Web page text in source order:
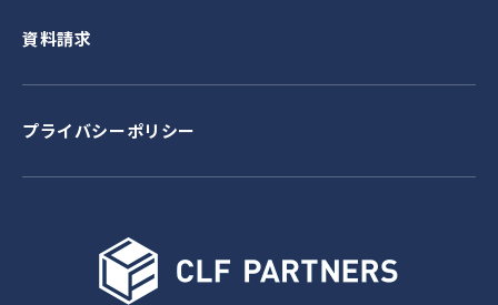
資料請求
プライバシーポリシー